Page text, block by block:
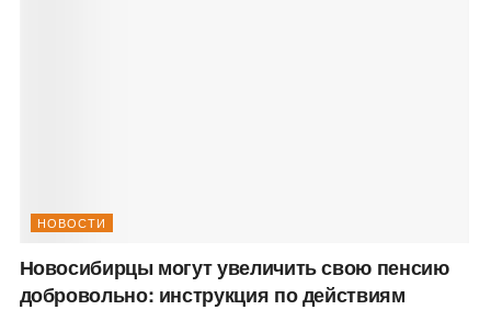
НОВОСТИ
Новосибирцы могут увеличить свою пенсию
добровольно: инструкция по действиям